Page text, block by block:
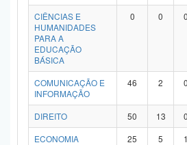
CIÊNCIAS E
HUMANIDADES
PARA A
EDUCAÇÃO
BÁSICA
0 0 0
COMUNICAÇÃO E
INFORMAÇÃO
46 2 0
DIREITO 50 13 0
ECONOMIA
25 5 1